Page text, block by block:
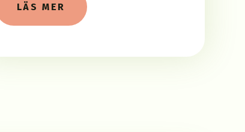
LÄS MER